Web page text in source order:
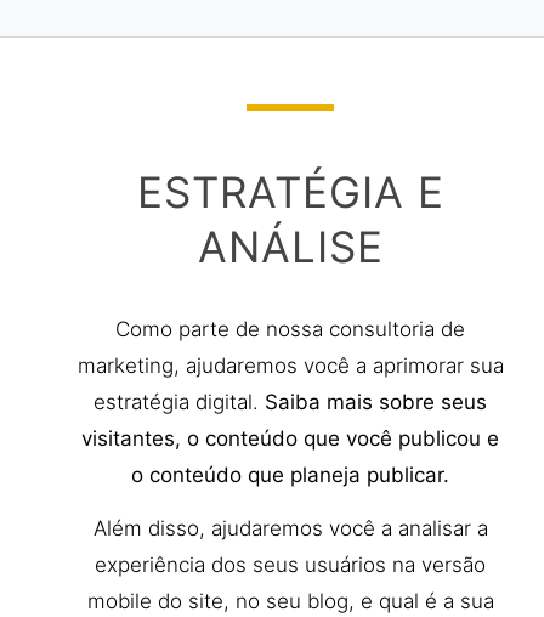
ESTRATÉGIA E
ANÁLISE
Como parte de nossa consultoria de
marketing, ajudaremos você a aprimorar sua
estratégia digital. Saiba mais sobre seus
visitantes, o conteúdo que você publicou e
o conteúdo que planeja publicar.
Além disso, ajudaremos você a analisar a
experiência dos seus usuários na versão
mobile do site, no seu blog, e qual é a sua